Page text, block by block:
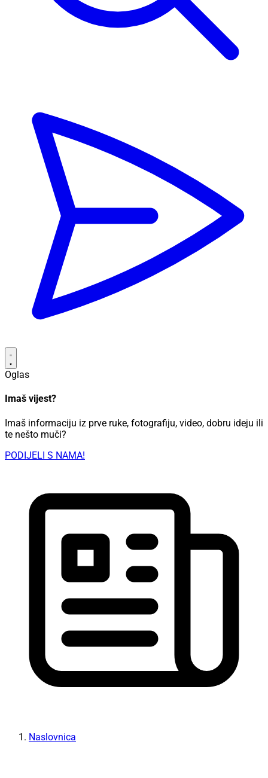
Oglas
Imaš vijest?
Imaš informaciju iz prve ruke, fotografiju, video, dobru ideju ili
te nešto muči?
PODIJELI S NAMA!
Naslovnica